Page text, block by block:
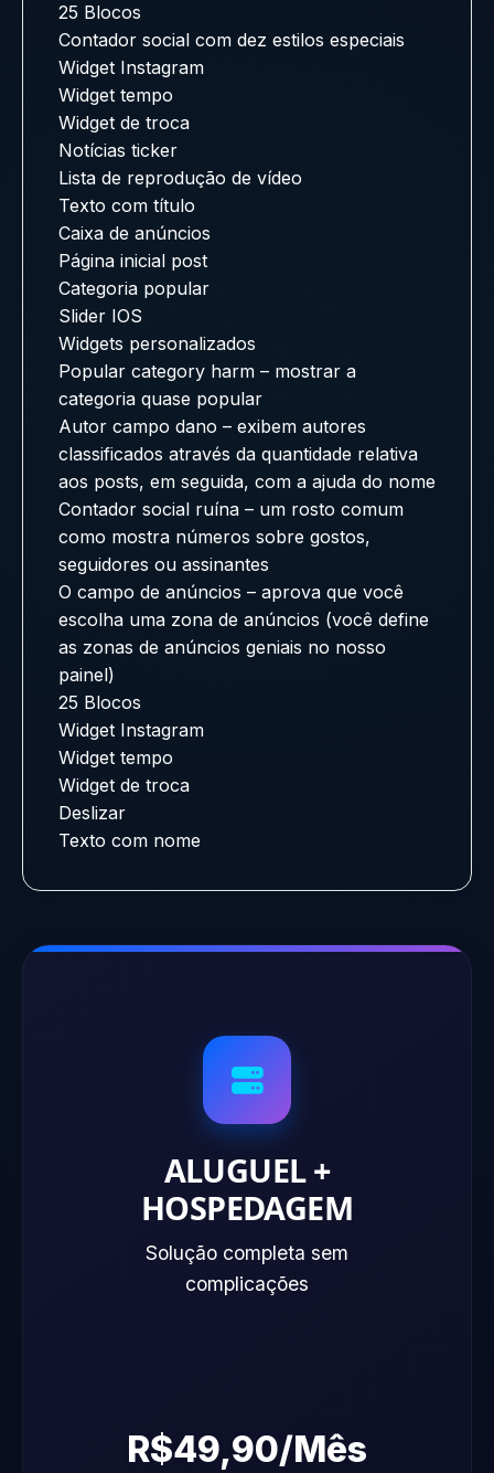
25 Blocos
Contador social com dez estilos especiais
Widget Instagram
Widget tempo
Widget de troca
Notícias ticker
Lista de reprodução de vídeo
Texto com título
Caixa de anúncios
Página inicial post
Categoria popular
Slider IOS
Widgets personalizados
Popular category harm – mostrar a
categoria quase popular
Autor campo dano – exibem autores
classificados através da quantidade relativa
aos posts, em seguida, com a ajuda do nome
Contador social ruína – um rosto comum
como mostra números sobre gostos,
seguidores ou assinantes
O campo de anúncios – aprova que você
escolha uma zona de anúncios (você define
as zonas de anúncios geniais no nosso
painel)
25 Blocos
Widget Instagram
Widget tempo
Widget de troca
Deslizar
Texto com nome
ALUGUEL +
HOSPEDAGEM
Solução completa sem
complicações
R$49,90/Mês